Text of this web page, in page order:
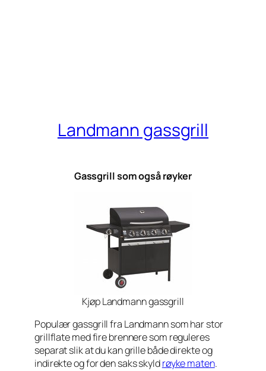
Landmann gassgrill
Gassgrill som også røyker
Kjøp Landmann gassgrill
Populær gassgrill fra Landmann som har stor
grillflate med fire brennere som reguleres
separat slik at du kan grille både direkte og
indirekte og for den saks skyldrøyke maten.